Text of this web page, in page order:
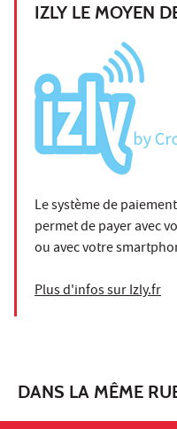
IZLY LE MOYEN
Le système de
permet de payer avec
ou avec votre
Plus d'infos sur Izly.fr
DANS LA MÊME